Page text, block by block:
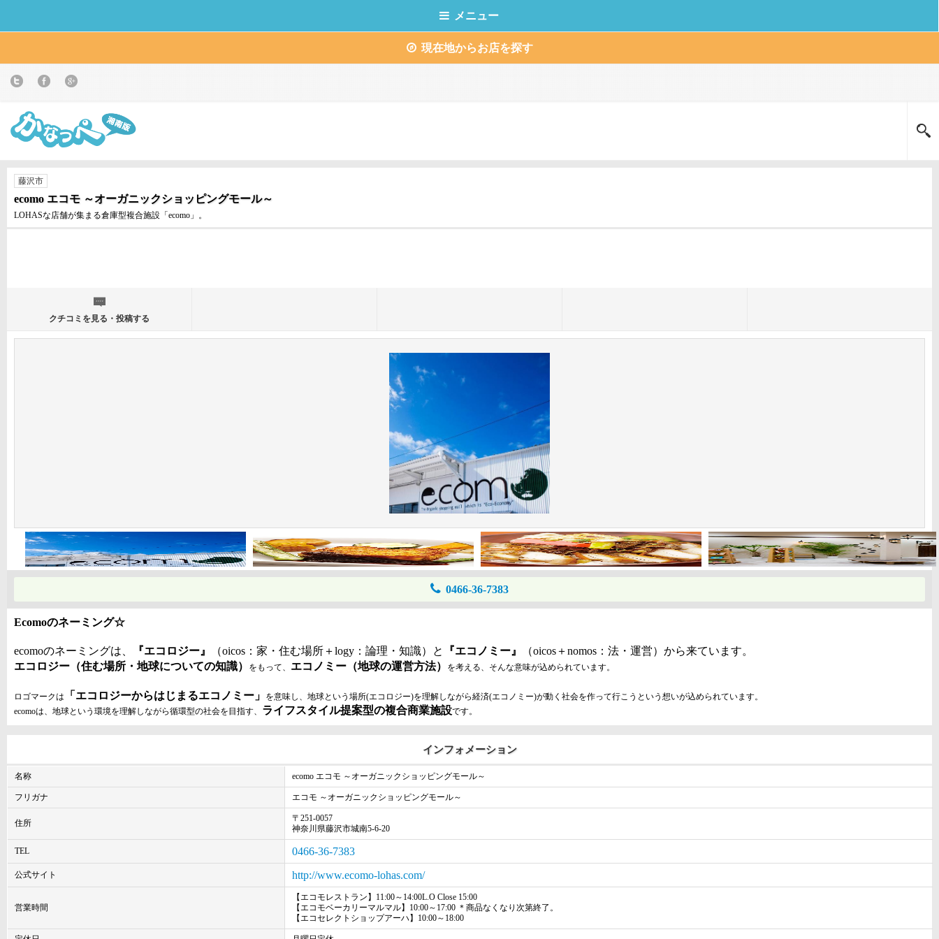
メニュー
現在地からお店を探す
藤沢市
ecomo エコモ ～オーガニックショッピングモール～
LOHASな店舗が集まる倉庫型複合施設「ecomo」。
クチコミを見る・投稿する
0466-36-7383
Ecomoのネーミング☆
ecomoのネーミングは、 『エコロジー』 （oicos：家・住む場所＋logy：論理・知識）と 『エコノミー』
（oicos＋nomos：法・運営）から来ています。
エコロジー（住む場所・地球についての知識）
をもって、 エコノミー（地球の運営方法） を考える、そんな意味が込められています。
ロゴマークは 「エコロジーからはじまるエコノミー」
を意味し、地球という場所(エコロジー)を理解しながら経済(エコノミー)が動く社会を作って行こうという想いが込められています。
ecomoは、地球という環境を理解しながら循環型の社会を目指す、 ライフスタイル提案型の複合商業施設です。
インフォメーション
名称 ecomo エコモ ～オーガニックショッピングモール～
フリガナ エコモ ～オーガニックショッピングモール～
住所
〒251-0057
神奈川県藤沢市城南5-6-20
TEL 0466-36-7383
公式サイト http://www.ecomo-lohas.com/
営業時間
【エコモレストラン】11:00～14:00L.O Close 15:00
【エコモベーカリーマルマル】10:00～17:00 ＊商品なくなり次第終了。
【エコセレクトショップアーハ】10:00～18:00